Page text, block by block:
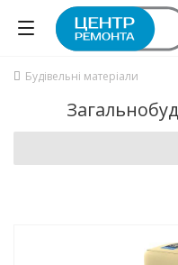
Будівельні матеріали